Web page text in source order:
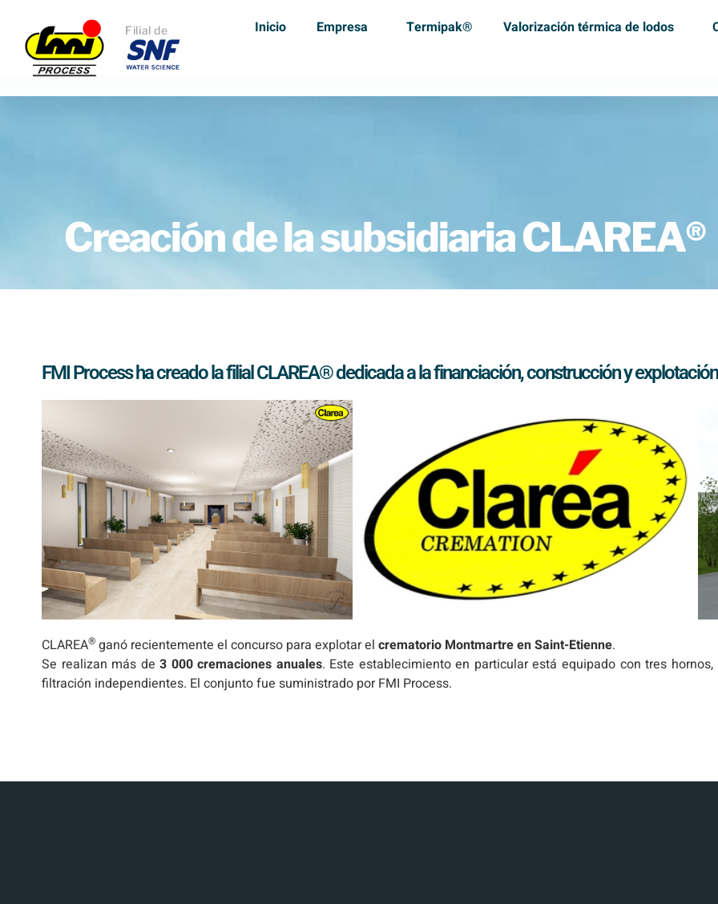
Filial de Inicio Empresa Termipak® Valorización térmica de lodos
Creación de la subsidiaria CLAREA®
FMI Process ha creado la filial CLAREA® dedicada a la financiación, construcción y
CLAREA® ganó recientemente el concurso para explotar el crematorio Montmartre en Saint-Etienne.
Se realizan más de3 000 cremaciones anuales. Este establecimiento en particular está equipado con tres
filtración independientes. El conjunto fue suministrado por FMI Process.